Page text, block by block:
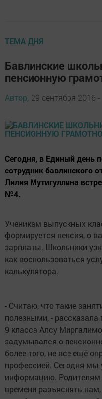
ТЕМА ДНЯ
Бавлинские
пенсионную
Автор, 29 сентября 2016 -
Сегодня, в Единый день
сотрудник бавлинского
Лилия Мутигуллина
№4.
Ученикам выпускных
формируется пенсия, о
зарплаты. Школьники
как воспользоваться
калькулятора.
- Считаю, что такие
полезными, - рассказала
9 класса Алсу
задумывался о
более того, не все ещё
профессией. Сегодня мы
информацию. Родителям
времени разъяснять